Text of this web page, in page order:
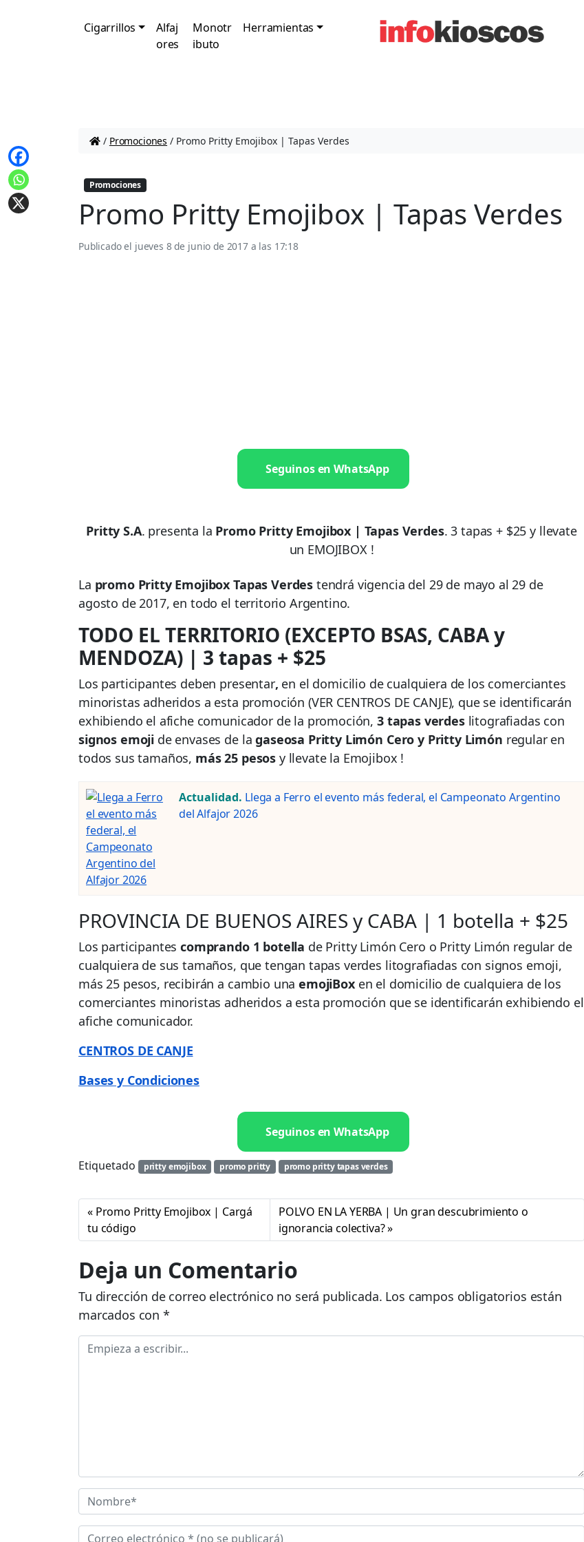
Cigarrillos
Alfaj
ores
Monotr
ibuto
Herramientas
/ Promociones / Promo Pritty Emojibox | Tapas Verdes
Promociones
Promo Pritty Emojibox | Tapas Verdes
Publicado el jueves 8 de junio de 2017 a las 17:18
Seguinos en WhatsApp
Pritty S.A. presenta la Promo Pritty Emojibox | Tapas Verdes. 3 tapas + $25 y llevate
un EMOJIBOX !
La promo Pritty Emojibox Tapas Verdes tendrá vigencia del 29 de mayo al 29 de
agosto de 2017, en todo el territorio Argentino.
TODO EL TERRITORIO (EXCEPTO BSAS, CABA y
MENDOZA) | 3 tapas + $25
Los participantes deben presentar, en el domicilio de cualquiera de los comerciantes
minoristas adheridos a esta promoción (VER CENTROS DE CANJE), que se identificarán
exhibiendo el afiche comunicador de la promoción, 3 tapas verdeslitografiadas con
signos emoji de envases de lagaseosa Pritty Limón Cero y Pritty Limón regular en
todos sus tamaños, más 25 pesos y llevate la Emojibox !
Actualidad. Llega a Ferro el evento más federal, el Campeonato Argentino
del Alfajor 2026
PROVINCIA DE BUENOS AIRES y CABA | 1 botella + $25
Los participantescomprando 1 botella de Pritty Limón Cero o Pritty Limón regular de
cualquiera de sus tamaños, que tengan tapas verdes litografiadas con signos emoji,
más 25 pesos, recibirán a cambio unaemojiBoxen el domicilio de cualquiera de los
comerciantes minoristas adheridos a esta promoción que se identificarán exhibiendo el
afiche comunicador.
CENTROS DE CANJE
Bases y Condiciones
Seguinos en WhatsApp
Etiquetado pritty emojibox promo pritty promo pritty tapas verdes
Promo Pritty Emojibox | Cargá
tu código
POLVO EN LA YERBA | Un gran descubrimiento o
ignorancia colectiva?
Deja un Comentario
Tu dirección de correo electrónico no será publicada. Los campos obligatorios están
marcados con *